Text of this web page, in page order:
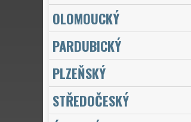
OLOMOUCKÝ
PARDUBICKÝ
PLZEŇSKÝ
STŘEDOČESKÝ